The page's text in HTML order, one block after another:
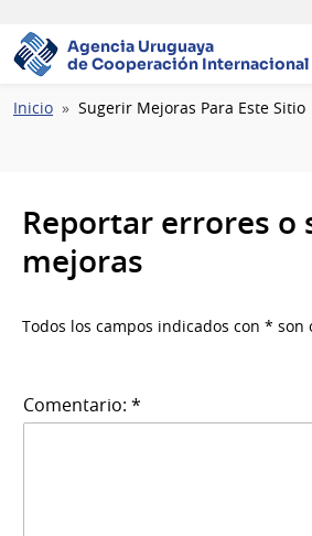
Agencia Uruguaya
de Cooperación Internacional
Ruta
Inicio Sugerir Mejoras Para Este Sitio
Reportar errores o
mejoras
Todos los campos indicados con * son
Comentario: *